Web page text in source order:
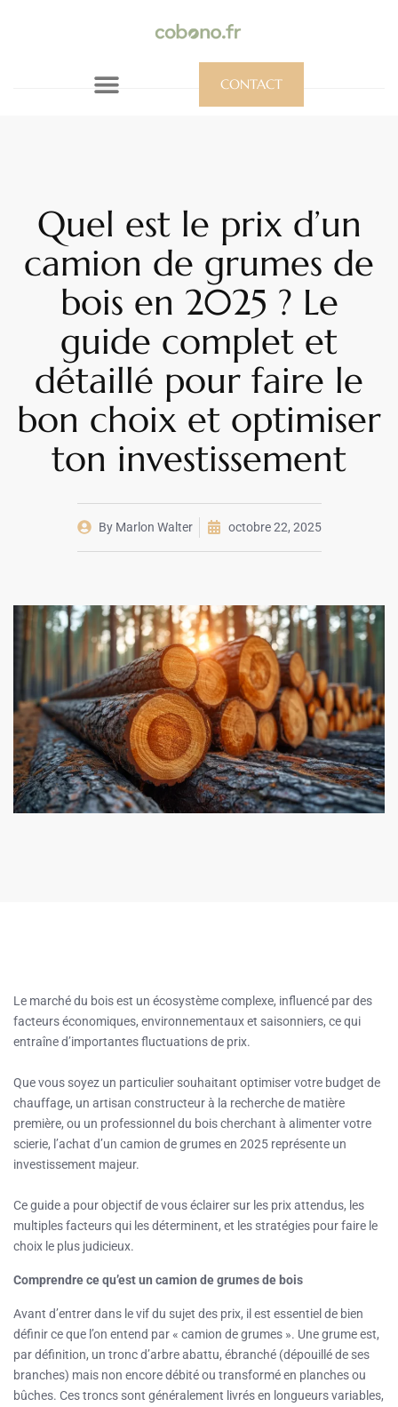
CONTACT
Quel est le prix d’un
camion de grumes de
bois en 2025 ? Le
guide complet et
détaillé pour faire le
bon choix et optimiser
ton investissement
ByMarlon Walter octobre 22, 2025
Le marché du bois est un écosystème complexe, influencé par des
facteurs économiques, environnementaux et saisonniers, ce qui
entraîne d’importantes fluctuations de prix.
Que vous soyez un particulier souhaitant optimiser votre budget de
chauffage, un artisan constructeur à la recherche de matière
première, ou un professionnel du bois cherchant à alimenter votre
scierie, l’achat d’un camion de grumes en 2025 représente un
investissement majeur.
Ce guide a pour objectif de vous éclairer sur les prix attendus, les
multiples facteurs qui les déterminent, et les stratégies pour faire le
choix le plus judicieux.
Comprendre ce qu’est un camion de grumes de bois
Avant d’entrer dans le vif du sujet des prix, il est essentiel de bien
définir ce que l’on entend par « camion de grumes ». Une grume est,
par définition, un tronc d’arbre abattu, ébranché (dépouillé de ses
branches) mais non encore débité ou transformé en planches ou
bûches. Ces troncs sont généralement livrés en longueurs variables,